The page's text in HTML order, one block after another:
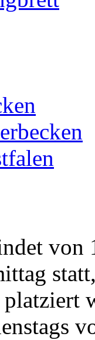
von
platziert